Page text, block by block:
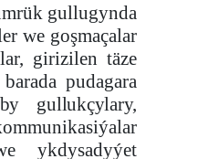
gullugynda
we goşmaçalar
girizilen täze
pudagara
gullukçylary,
ykdysadyýet